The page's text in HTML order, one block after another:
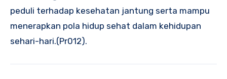
peduli terhadap kesehatan jantung serta mampu
menerapkan pola hidup sehat dalam kehidupan
sehari-hari.(Pr012).